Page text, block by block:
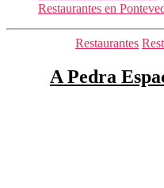
Restaurantes en
Restaurantes
A Pedra